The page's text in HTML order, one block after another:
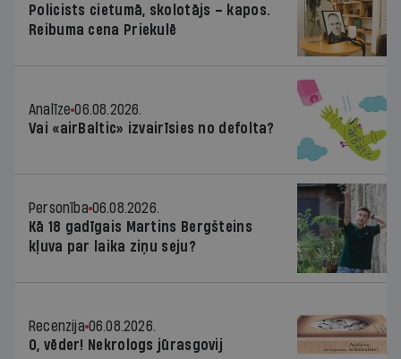
Policists cietumā, skolotājs – kapos.
Reibuma cena Priekulē
Analīze 06.08.2026.
Vai «airBaltic» izvairīsies no defolta?
Personība 06.08.2026.
Kā 18 gadīgais Martins Bergšteins
kļuva par laika ziņu seju?
Recenzija 06.08.2026.
O, vēder! Nekrologs jūrasgovij